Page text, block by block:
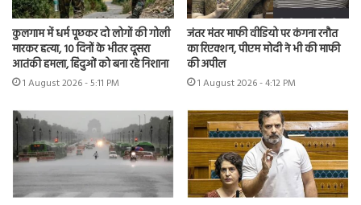
कुलगाम में धर्म पूछकर दो लोगों की गोली
मारकर हत्या, 10 दिनों के भीतर दूसरा
आतंकी हमला, हिंदुओं को बना रहे निशाना
1 August 2026 - 5:11 PM
जंतर मंतर माफी वीडियो पर कंगना रनौत
का रिएक्शन, पीएम मोदी ने भी की माफी
की अपील
1 August 2026 - 4:12 PM